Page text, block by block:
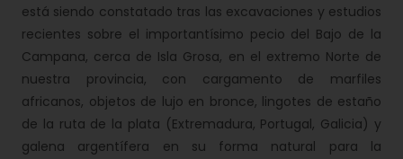
está siendo constatado tras las excavaciones y estudios
recientes sobre el importantísimo pecio del Bajo de la
Campana, cerca de Isla Grosa, en el extremo Norte de
nuestra provincia, con cargamento de marfiles
africanos, objetos de lujo en bronce, lingotes de estaño
de la ruta de la plata (Extremadura, Portugal, Galicia) y
galena argentífera en su forma natural para la